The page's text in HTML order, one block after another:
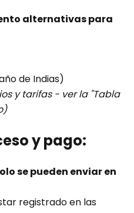
alternativas para
de Indias)
y tarifas - ver la "Tabla
y pago:
se pueden enviar en
registrado en las